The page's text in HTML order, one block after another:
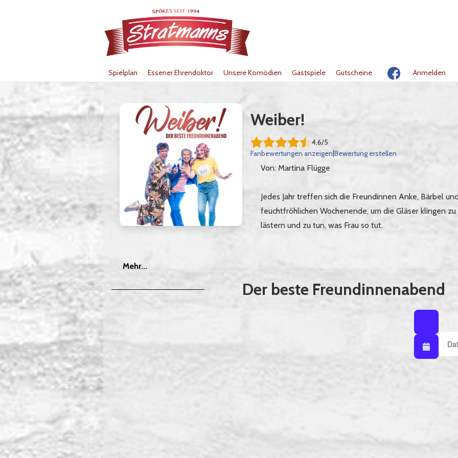
Spielplan Essener Ehrendoktor Unsere Komödien Gastspiele Gutscheine Anmelden
Weiber!
4,6/5
Fanbewertungen anzeigen|Bewertung erstellen
Von: Martina Flügge
Jedes Jahr treffen sich die Freundinnen Anke, Bärbel
feuchtfröhlichen Wochenende, um die Gläser klingen
lästern und zu tun, was Frau so tut.
Mehr...
Der beste Freundinnenabend
Listenansicht